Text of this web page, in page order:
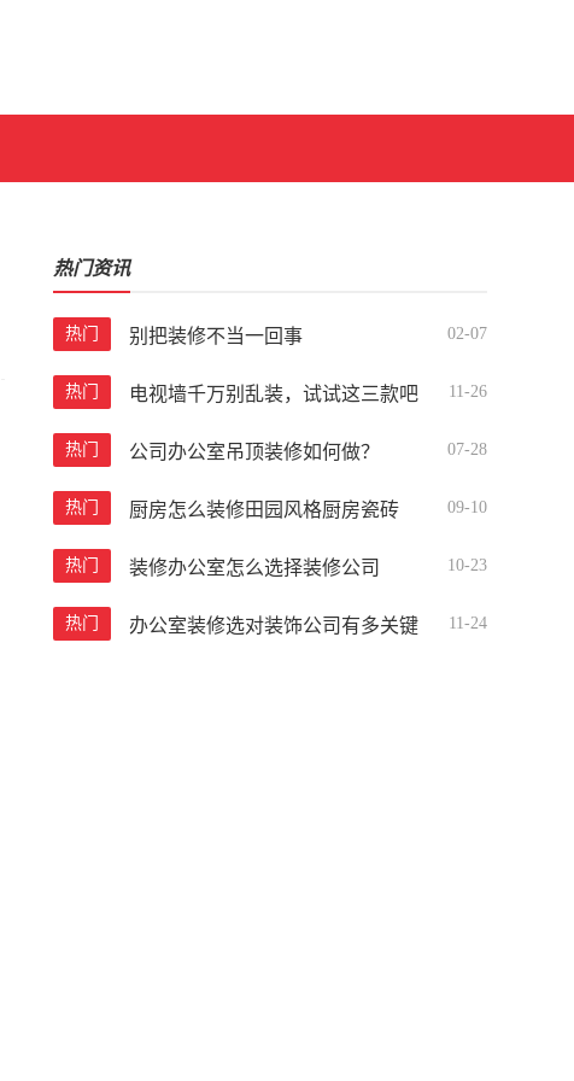
热门资讯
热门 别把装修不当一回事 02-07
热门 电视墙千万别乱装，试试这三款吧 11-26
热门 公司办公室吊顶装修如何做？ 07-28
热门 厨房怎么装修田园风格厨房瓷砖 09-10
热门 装修办公室怎么选择装修公司 10-23
热门 办公室装修选对装饰公司有多关键 11-24